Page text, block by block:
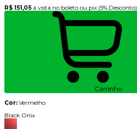
R$ 151,05 à vista no boleto ou pix (5% Desconto)
Carrinho
Cor: Vermelho
Black Onix